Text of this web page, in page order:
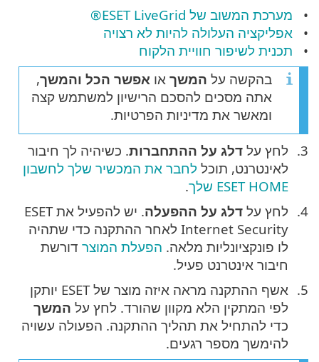
מערכת המשוב של ESET LiveGrid®
אפליקציה העלולה להיות לא רצויה
תכנית לשיפור חוויית הלקוח
בהקשה על המשך או אפשר הכל והמשך,
אתה מסכים להסכם הרישיון למשתמש קצה
ומאשר את מדיניות הפרטיות.
לחץ על דלג על ההתחברות. כשיהיה לך חיבור
לאינטרנט, תוכל לחבר את המכשיר שלך לחשבון
ESET HOME שלך
.
לחץ על דלג על ההפעלה
. יש להפעיל את ESET
Internet Security לאחר ההתקנה כדי שתהיה
לו פונקציונליות מלאה. הפעלת המוצר דורשת
חיבור אינטרנט פעיל.
אשף ההתקנה מראה איזה מוצר של ESET יותקן
לפי המתקין הלא מקוון שהורד. לחץ על המשך
כדי להתחיל את תהליך ההתקנה. הפעולה עשויה
להימשך מספר רגעים.